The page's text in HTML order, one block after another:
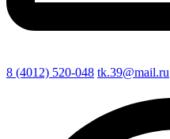
8 (4012) 520-048 tk.39@mail.ru